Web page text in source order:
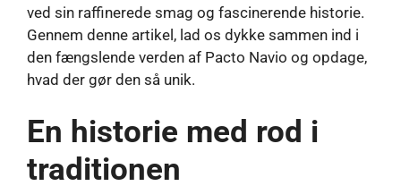
ved sin raffinerede smag og fascinerende historie.
Gennem denne artikel, lad os dykke sammen ind i
den fængslende verden af ​​Pacto Navio og opdage,
hvad der gør den så unik.
En historie med rod i
traditionen